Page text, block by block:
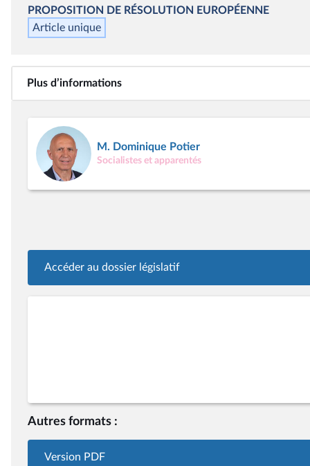
PROPOSITION DE RÉSOLUTION EUROPÉENNE
Article unique
Plus d’informations
M. Dominique Potier
Socialistes et apparentés
Accéder au dossier législatif
Autres formats :
Version PDF